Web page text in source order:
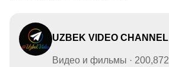
UZBEK VIDEO CHANNEL
Видео и фильмы · 200,872